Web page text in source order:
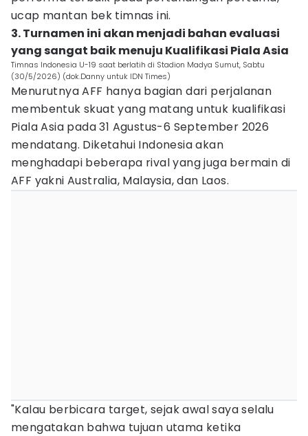
ucap mantan bek timnas ini.
3. Turnamen ini akan menjadi bahan evaluasi
yang sangat baik menuju Kualifikasi Piala Asia
Timnas Indonesia U-19 saat berlatih di Stadion Madya Sumut, Sabtu
(30/5/2026) (dok.Danny untuk IDN Times)
Menurutnya AFF hanya bagian dari perjalanan
membentuk skuat yang matang untuk kualifikasi
Piala Asia pada 31 Agustus-6 September 2026
mendatang. Diketahui Indonesia akan
menghadapi beberapa rival yang juga bermain di
AFF yakni Australia, Malaysia, dan Laos.
"Kalau berbicara target, sejak awal saya selalu
mengatakan bahwa tujuan utama ketika